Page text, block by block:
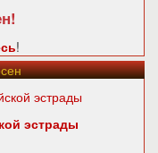
!
эстрады